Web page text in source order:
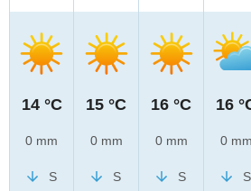
14 °C
0 mm
S
15 °C
0 mm
S
16 °C
0 mm
S
16
0 mm
S